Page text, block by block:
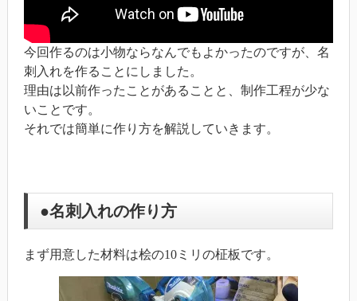
今回作るのは小物ならなんでもよかったのですが、名
刺入れを作ることにしました。
理由は以前作ったことがあることと、制作工程が少な
いことです。
それでは簡単に作り方を解説していきます。
●名刺入れの作り方
まず用意した材料は桧の10ミリの柾板です。